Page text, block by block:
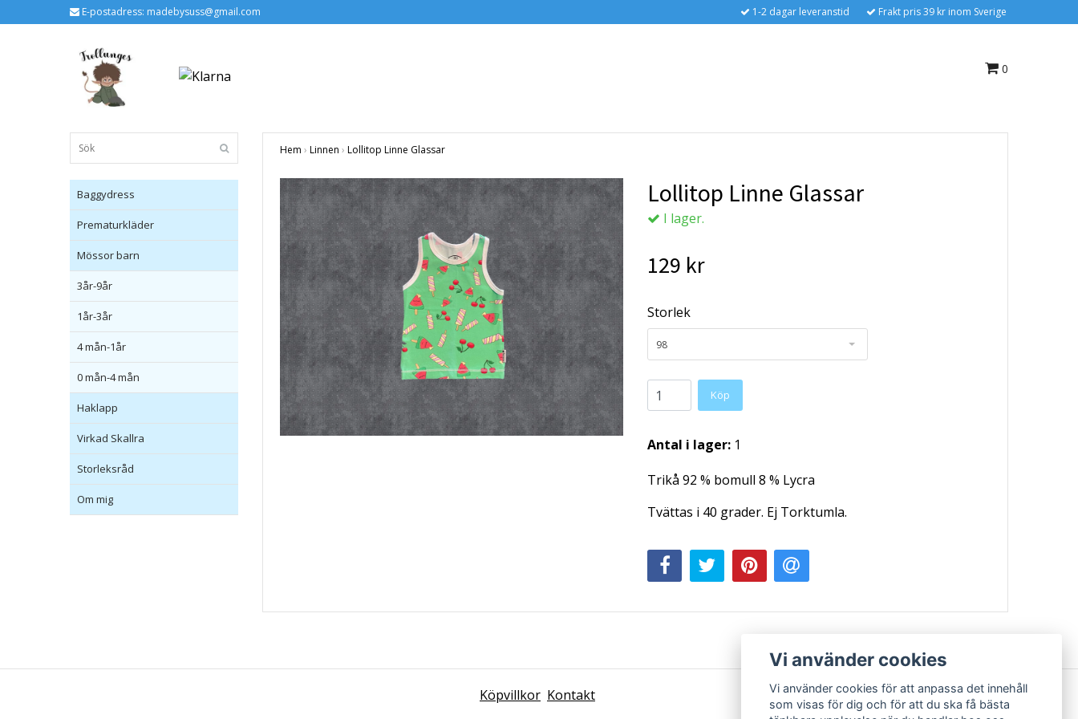
E-postadress: madebysuss@gmail.com 1-2 dagar leveranstid Frakt pris 39 kr inom Sverige
0
Baggydress
Prematurkläder
Mössor barn
3år-9år
1år-3år
4 mån-1år
0 mån-4 mån
Haklapp
Virkad Skallra
Storleksråd
Om mig
Hem › Linnen › Lollitop Linne Glassar
Lollitop Linne Glassar
I lager.
129 kr
Storlek
98
Köp
Antal i lager: 1
Trikå 92 % bomull 8 % Lycra
Tvättas i 40 grader. Ej Torktumla.
Köpvillkor Kontakt
Vi använder cookies
Vi använder cookies för att anpassa det innehåll
som visas för dig och för att du ska få bästa